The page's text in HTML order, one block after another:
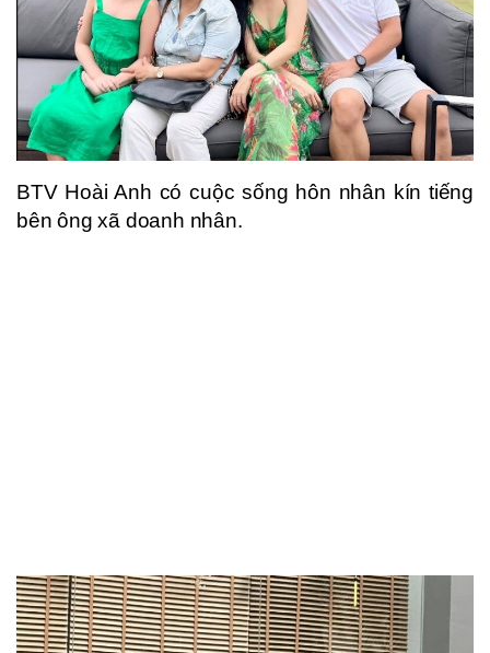
BTV Hoài Anh có cuộc sống hôn nhân kín tiếng
bên ông xã doanh nhân.